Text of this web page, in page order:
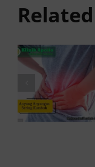
Sering
dan
Atasinya